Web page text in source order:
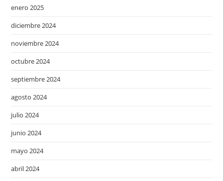
enero 2025
diciembre 2024
noviembre 2024
octubre 2024
septiembre 2024
agosto 2024
julio 2024
junio 2024
mayo 2024
abril 2024